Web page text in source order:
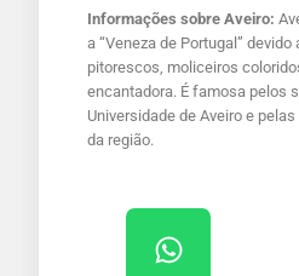
Informações sobre Aveiro:
a “Veneza de Portugal”
pitorescos, moliceiros
encantadora. É famosa pelos
Universidade de Aveiro e
da região.